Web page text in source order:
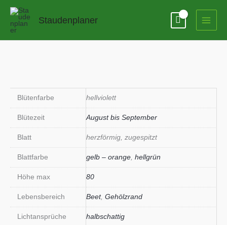
Zum
springen
Staudenplaner
Blütenfarbe hellviolett
Blütezeit August bis September
Blatt herzförmig, zugespitzt
Blattfarbe gelb – orange hellgrün
Höhe max 80
Lebensbereich Beet, Gehölzrand
Lichtansprüche halbschattig